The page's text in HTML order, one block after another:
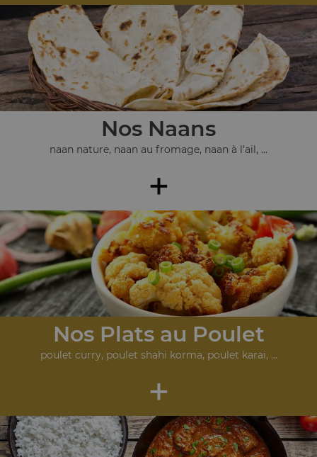
Nos Naans
naan nature, naan au fromage, naan à l'ail, ...
+
Nos Plats au Poulet
poulet curry, poulet shahi korma, poulet karai, ...
+